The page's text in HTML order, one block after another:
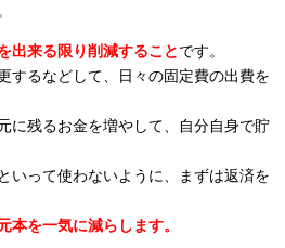
出来る限り削減することです。
するなどして、日々の固定費の出費を
に残るお金を増やして、自分自身で貯
いって使わないように、まずは返済を
本を一気に減らします。